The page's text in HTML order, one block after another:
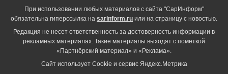
При использовании любых материалов с сайта "СарИнформ"
обязательна гиперссылка на sarinform.ru или на страницу с новостью.
Редакция не несет ответственность за достоверность информации в
рекламных материалах. Такие материалы выходят с пометкой
«Партнёрский материал» и «Реклама».
Сайт использует Cookie и сервиc Яндекс.Метрика